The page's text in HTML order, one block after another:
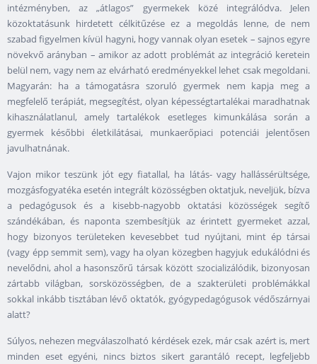
intézményben, az „átlagos” gyermekek közé integrálódva. Jelen
közoktatásunk hirdetett célkitűzése ez a megoldás lenne, de nem
szabad figyelmen kívül hagyni, hogy vannak olyan esetek – sajnos egyre
növekvő arányban – amikor az adott problémát az integráció keretein
belül nem, vagy nem az elvárható eredményekkel lehet csak megoldani.
Magyarán: ha a támogatásra szoruló gyermek nem kapja meg a
megfelelő terápiát, megsegítést, olyan képességtartalékai maradhatnak
kihasználatlanul, amely tartalékok esetleges kimunkálása során a
gyermek későbbi életkilátásai, munkaerőpiaci potenciái jelentősen
javulhatnának.
Vajon mikor teszünk jót egy fiatallal, ha látás- vagy hallássérültsége,
mozgásfogyatéka esetén integrált közösségben oktatjuk, neveljük, bízva
a pedagógusok és a kisebb-nagyobb oktatási közösségek segítő
szándékában, és naponta szembesítjük az érintett gyermeket azzal,
hogy bizonyos területeken kevesebbet tud nyújtani, mint ép társai
(vagy épp semmit sem), vagy ha olyan közegben hagyjuk edukálódni és
nevelődni, ahol a hasonszőrű társak között szocializálódik, bizonyosan
zártabb világban, sorsközösségben, de a szakterületi problémákkal
sokkal inkább tisztában lévő oktatók, gyógypedagógusok védőszárnyai
alatt?
Súlyos, nehezen megválaszolható kérdések ezek, már csak azért is, mert
minden eset egyéni, nincs biztos sikert garantáló recept, legfeljebb